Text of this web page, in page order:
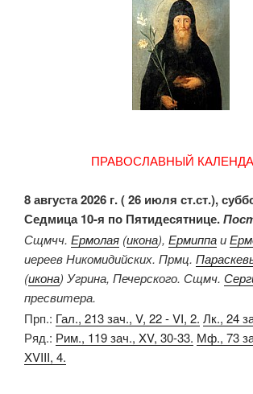
ПРАВОСЛАВНЫЙ
8 августа 2026 г. ( 26 июля ст.ст.),
Седмица 10-я по Пятидесятнице.
Сщмчч. Ермолая (икона), Ермиппаи
иереев Никомидийских. Прмц.
(икона) Угрина, Печерского. Сщмч.
пресвитера.
Прп.: Гал., 213 зач., V, 22 - VI, 2. Лк., 24
Ряд.: Рим., 119 зач., XV, 30-33. Мф., 73
XVIII, 4.